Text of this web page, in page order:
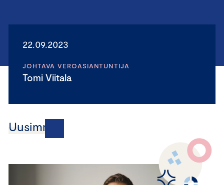
22.09.2023
JOHTAVA VEROASIANTUNTIJA
Tomi Viitala
Uusimmat